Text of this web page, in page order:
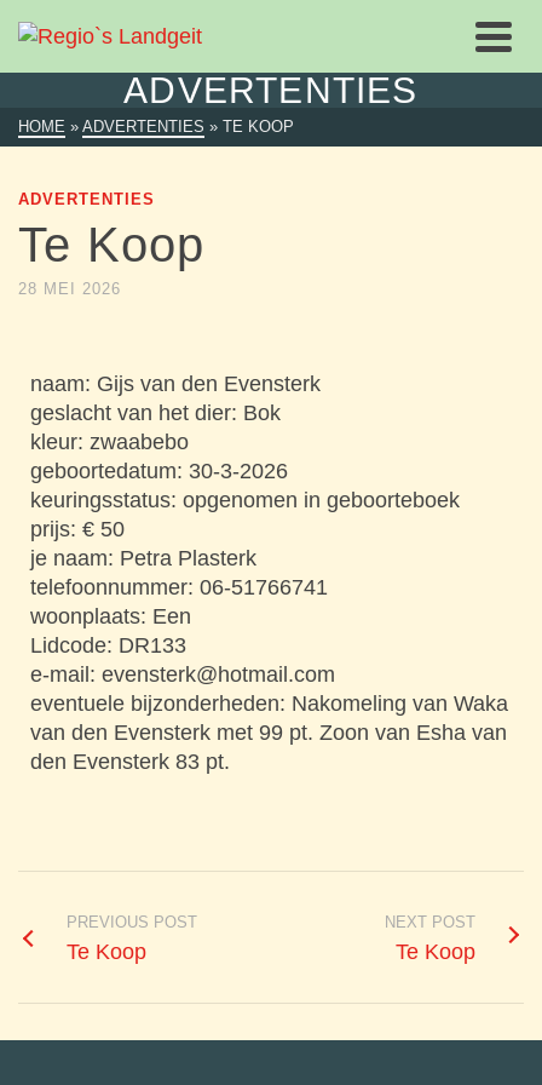
ADVERTENTIES
HOME » ADVERTENTIES » TE KOOP
ADVERTENTIES
Te Koop
28 MEI 2026
naam: Gijs van den Evensterk
geslacht van het dier: Bok
kleur: zwaabebo
geboortedatum: 30-3-2026
keuringsstatus: opgenomen in geboorteboek
prijs: € 50
je naam: Petra Plasterk
telefoonnummer: 06-51766741
woonplaats: Een
Lidcode: DR133
e-mail: evensterk@hotmail.com
eventuele bijzonderheden: Nakomeling van Waka
van den Evensterk met 99 pt. Zoon van Esha van
den Evensterk 83 pt.
PREVIOUS POST
Te Koop
NEXT POST
Te Koop